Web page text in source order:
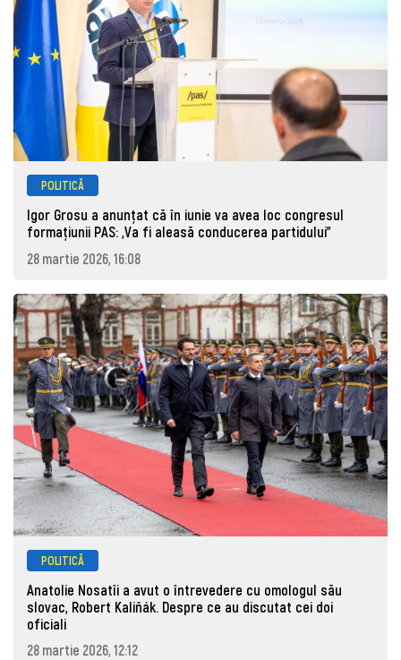
POLITICĂ
Igor Grosu a anunțat că în iunie va avea loc congresul
formațiunii PAS: „Va fi aleasă conducerea partidului”
28 martie 2026, 16:08
POLITICĂ
Anatolie Nosatîi a avut o întrevedere cu omologul său
slovac, Robert Kaliňák. Despre ce au discutat cei doi
oficiali
28 martie 2026, 12:12